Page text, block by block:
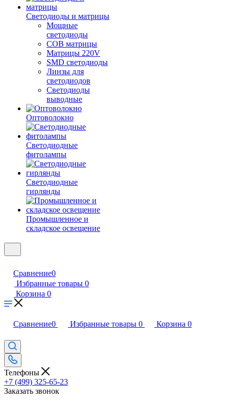
Светодиоды и матрицы
Мощные
светодиоды
COB матрицы
Матрицы 220V
SMD светодиоды
Линзы для
светодиодов
Светодиоды
выводные
Оптоволокно
Светодиодные
фитолампы
Светодиодные
гирлянды
Промышленное и
складское освещение
Сравнение0
Избранные товары 0
Корзина 0
Сравнение0 Избранные товары 0 Корзина 0
Телефоны
+7 (499) 325-65-23
Заказать звонок